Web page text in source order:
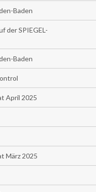
Baden
der SPIEGEL-
Baden
April 2025
März 2025